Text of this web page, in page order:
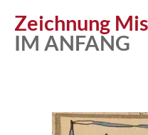
Atelier
Zeichnung
IM ANFANG